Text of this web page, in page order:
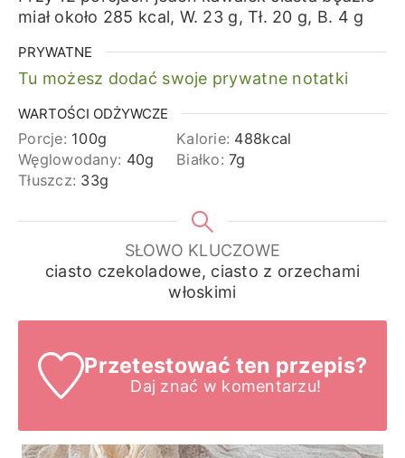
miał około 285 kcal, W. 23 g, Tł. 20 g, B. 4 g
PRYWATNE
Tu możesz dodać swoje prywatne notatki
WARTOŚCI ODŻYWCZE
Porcje: 100g Kalorie: 488kcal
Węglowodany: 40g Białko:7g
Tłuszcz: 33g
SŁOWO KLUCZOWE
ciasto czekoladowe, ciasto z orzechami
włoskimi
Przetestować ten przepis?
Daj znać w komentarzu!